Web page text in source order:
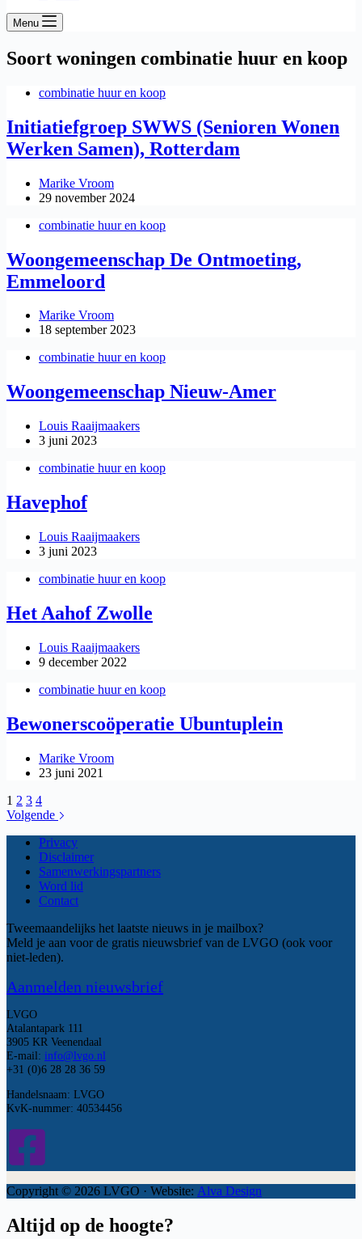
Menu
Soort woningen combinatie huur en koop
combinatie huur en koop
Initiatiefgroep SWWS (Senioren Wonen
Werken Samen), Rotterdam
Marike Vroom
29 november 2024
combinatie huur en koop
Woongemeenschap De Ontmoeting,
Emmeloord
Marike Vroom
18 september 2023
combinatie huur en koop
Woongemeenschap Nieuw-Amer
Louis Raaijmaakers
3 juni 2023
combinatie huur en koop
Havephof
Louis Raaijmaakers
3 juni 2023
combinatie huur en koop
Het Aahof Zwolle
Louis Raaijmaakers
9 december 2022
combinatie huur en koop
Bewonerscoöperatie Ubuntuplein
Marike Vroom
23 juni 2021
1 2 3 4
Volgende
Privacy
Disclaimer
Samenwerkingspartners
Word lid
Contact
Tweemaandelijks het laatste nieuws in je mailbox?
Meld je aan voor de gratis nieuwsbrief van de LVGO (ook voor
niet-leden).
Aanmelden nieuwsbrief
LVGO
Atalantapark 111
3905 KR Veenendaal
E-mail: info@lvgo.nl
+31 (0)6 28 28 36 59
Handelsnaam: LVGO
KvK-nummer: 40534456
Copyright © 2026 LVGO · Website: Alva Design
Altijd op de hoogte?